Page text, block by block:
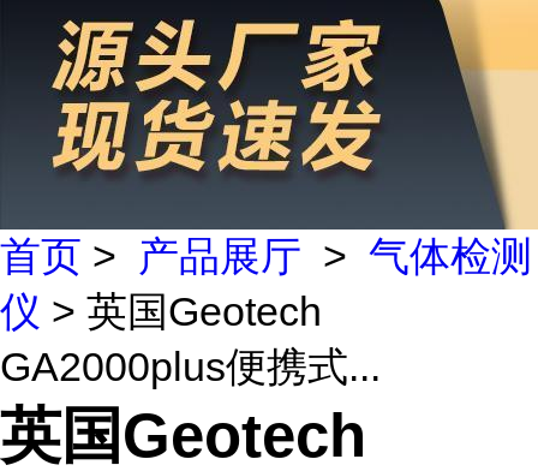
首页 > 产品展厅 > 气体检测
仪 > 英国Geotech
GA2000plus便携式...
英国Geotech